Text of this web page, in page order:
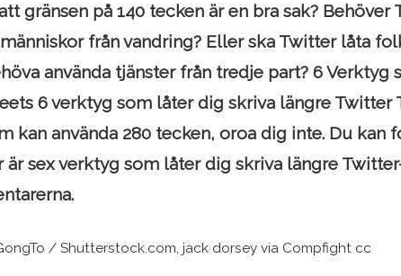
gränsen på 140 tecken är en bra sak?
från vandring? Eller ska Twitter låta
använda tjänster från tredje part? 6 Verktyg
6 verktyg som låter dig skriva längre Twitter
kan använda 280 tecken, oroa dig inte. Du kan
är sex verktyg som låter dig skriva längre
/ Shutterstock.com, jack dorsey via Compfight cc